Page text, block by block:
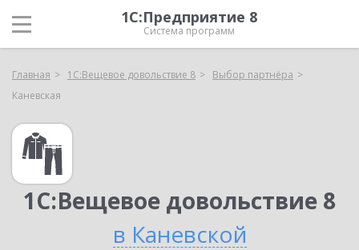
1С:Предприятие 8
Система программ
Главная 1С:Вещевое довольствие 8
Выбор партнёра
Каневская
1С:Вещевое довольствие 8
в Каневской